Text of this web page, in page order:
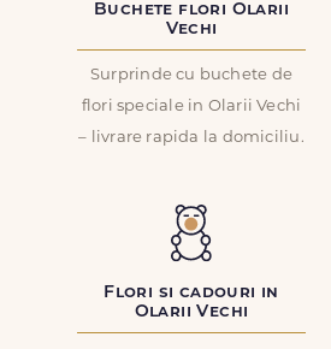
Buchete flori Olarii
Vechi
Surprinde cu buchete de
flori speciale in Olarii Vechi
– livrare rapida la domiciliu.
Flori si cadouri in
Olarii Vechi